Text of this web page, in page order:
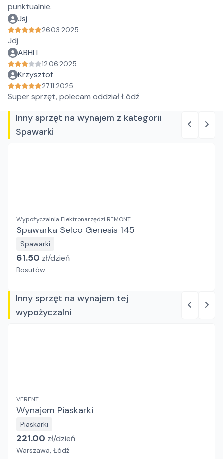
punktualnie.
Jsj
26.03.2025
Jdj
ABHI I
12.06.2025
Krzysztof
27.11.2025
Super sprzęt, polecam oddział Łódź
Inny sprzęt na wynajem z kategorii
Spawarki
Wypożyczalnia Elektronarzędzi REMONT
Spawarka Selco Genesis 145
Spawarki
61.50 zł/dzień
Bosutów
Inny sprzęt na wynajem tej
wypożyczalni
VERENT
Wynajem Piaskarki
Piaskarki
221.00 zł/dzień
Warszawa, Łódź